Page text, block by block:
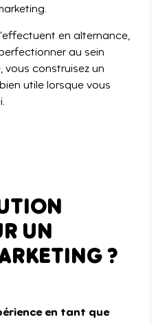
en alternance,
au sein
vous construisez un
utile lorsque vous
UN
?
en tant que